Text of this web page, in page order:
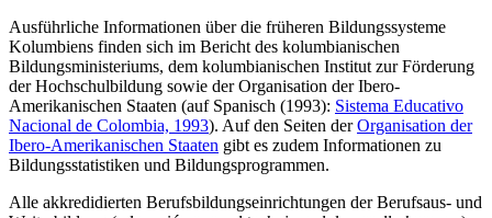
Ausführliche Informationen über die früheren Bildungssysteme
Kolumbiens finden sich im Bericht des kolumbianischen
Bildungsministeriums, dem kolumbianischen Institut zur Förderung
der Hochschulbildung sowie der Organisation der Ibero-
Amerikanischen Staaten (auf Spanisch (1993): Sistema Educativo
Nacional de Colombia, 1993). Auf den Seiten derOrganisation der
Ibero-Amerikanischen Staaten gibt es zudem Informationen zu
Bildungsstatistiken und Bildungsprogrammen.
Alle akkredidierten Berufsbildungseinrichtungen der Berufsaus- und